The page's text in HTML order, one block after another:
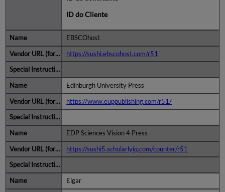
ID do Cliente
EBSCOhost
https://sushi.ebscohost.com/r51
Edinburgh University Press
https://www.euppublishing.com/r51/
EDP Sciences Vision 4 Press
https://sushi5.scholarlyiq.com/counter/r51
Elgar